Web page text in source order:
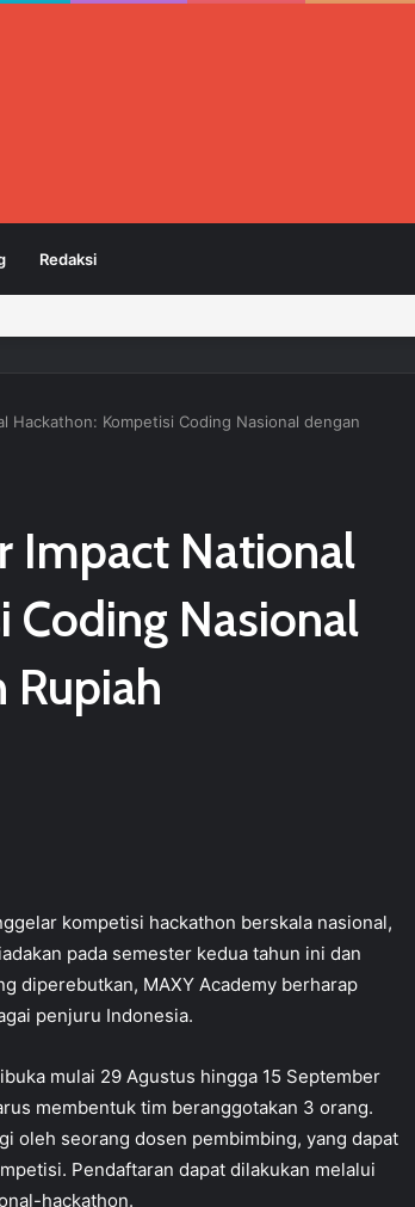
Redaksi
Hackathon: Kompetisi Coding Nasional dengan
Impact National
Coding Nasional
Rupiah
kompetisi hackathon berskala nasional,
pada semester kedua tahun ini dan
diperebutkan, MAXY Academy berharap
penjuru Indonesia.
mulai 29 Agustus hingga 15 September
membentuk tim beranggotakan 3 orang.
oleh seorang dosen pembimbing, yang dapat
Pendaftaran dapat dilakukan melalui
hackathon.